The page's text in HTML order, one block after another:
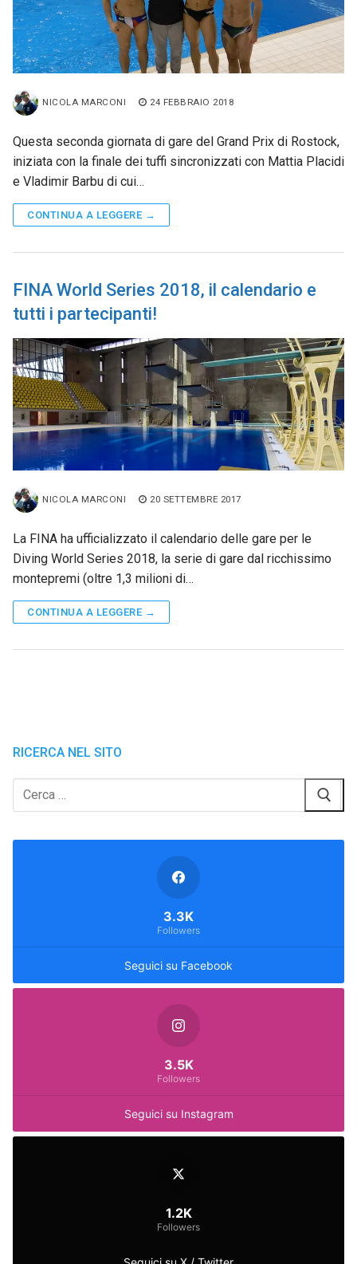
NICOLA MARCONI 24 FEBBRAIO 2018
Questa seconda giornata di gare del Grand Prix di Rostock,
iniziata con la finale dei tuffi sincronizzati con Mattia Placidi
e Vladimir Barbu di cui…
CONTINUA A LEGGERE →
FINA World Series 2018, il calendario e
tutti i partecipanti!
NICOLA MARCONI 20 SETTEMBRE 2017
La FINA ha ufficializzato il calendario delle gare per le
Diving World Series 2018, la serie di gare dal ricchissimo
montepremi (oltre 1,3 milioni di…
CONTINUA A LEGGERE →
RICERCA NEL SITO
Cerca:
Seguici su Facebook
3.3K
Followers
Seguici su Instagram
3.5K
Followers
1.2K
Followers